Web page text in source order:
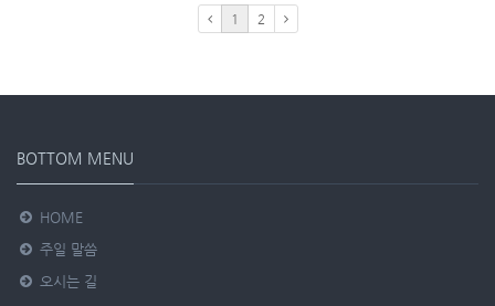
1 2
BOTTOM MENU
HOME
주일 말씀
오시는 길